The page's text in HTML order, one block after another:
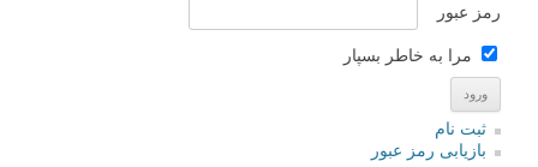
رمز عبور
مرا به خاطر بسپار
ثبت نام
بازیابی رمز عبور